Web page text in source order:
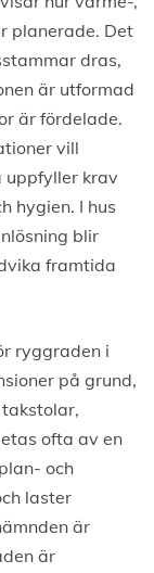
planerade. Det
dras,
är utformad
är fördelade.
vill
uppfyller krav
hygien. I hus
blir
framtida
ryggraden i
på grund,
ofta av en
och
laster
är
är